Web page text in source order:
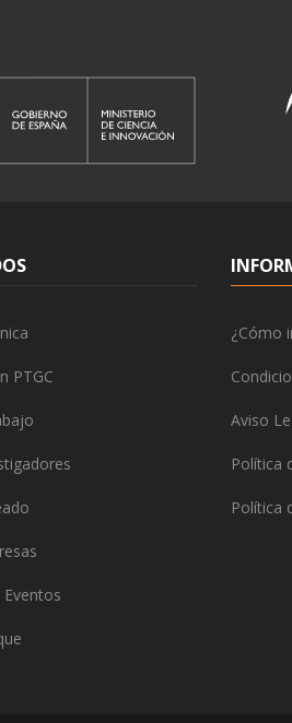
PTGC
¿Cómo
Aviso
Política
Política